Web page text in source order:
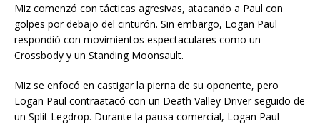
Miz comenzó con tácticas agresivas, atacando a Paul con
golpes por debajo del cinturón. Sin embargo, Logan Paul
respondió con movimientos espectaculares como un
Crossbody y un Standing Moonsault.
Miz se enfocó en castigar la pierna de su oponente, pero
Logan Paul contraatacó con un Death Valley Driver seguido de
un Split Legdrop. Durante la pausa comercial, Logan Paul